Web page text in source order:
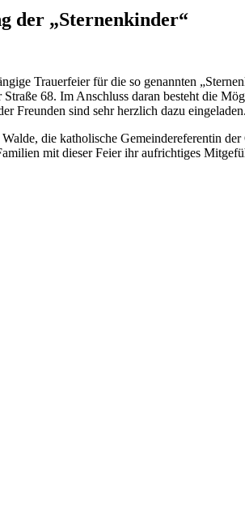
der „Sternenkinder“
Trauerfeier für die so genannten
68. Im Anschluss daran besteht die
Freunden sind sehr herzlich dazu eingeladen.
die katholische Gemeindereferentin
mit dieser Feier ihr aufrichtiges